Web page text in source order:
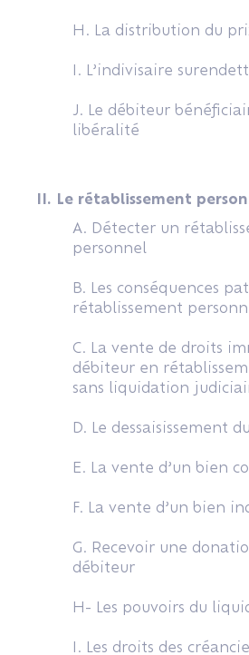
H. La distribution du
I. L’indivisaire
J. Le débiteur
libéralité
II. Le rétablissement
A. Détecter un
personnel
B. Les conséquences
rétablissement
C. La vente de droits
débiteur en
sans liquidation
D. Le dessaisissement
E. La vente d’un bien
F. La vente d’un bien
G. Recevoir une
débiteur
H- Les pouvoirs du
I. Les droits des